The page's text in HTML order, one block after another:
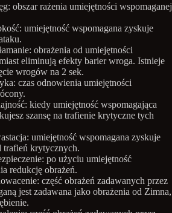
obszar rażenia umiejętności wspomaganej
umiejętność wspomagana zyskuje
obrażenia od umiejętności
eliminują efekty barier wroga. Istnieje
wrogów na 2 sek.
czas odnowienia umiejętności
kiedy umiejętność wspomagająca
szansę na trafienie krytyczne tych
umiejętność wspomagana zyskuje
trafień krytycznych.
po użyciu umiejętność
redukcję obrażeń.
część obrażeń zadawanych przez
jest zadawana jako obrażenia od Zimna,